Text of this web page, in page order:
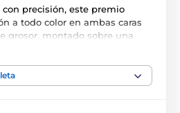
con precisión, este premio
a todo color en ambas caras
grosor, montado sobre una
una placa adhesiva
con el texto de su elección.